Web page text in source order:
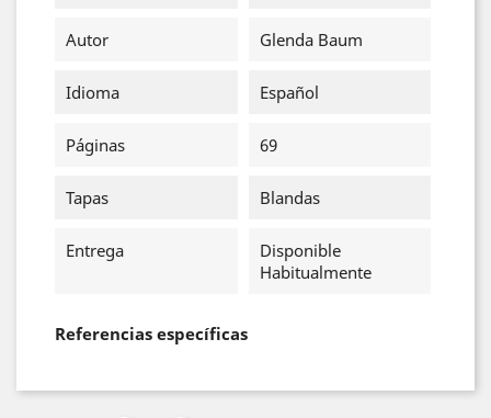
Autor Glenda Baum
Idioma Español
Páginas 69
Tapas Blandas
Entrega
Disponible
Habitualmente
Referencias específicas